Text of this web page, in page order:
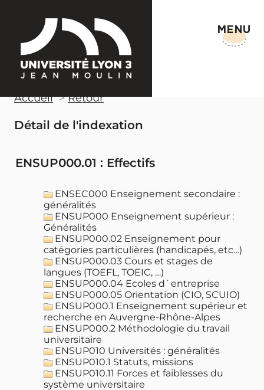
MENU
Accueil Retour
Détail de l'indexation
ENSUP000.01 : Effectifs
ENSEC000 Enseignement secondaire :
généralités
ENSUP000 Enseignement supérieur :
Généralités
ENSUP000.02 Enseignement pour
catégories particulières (handicapés, etc…)
ENSUP000.03 Cours et stages de
langues (TOEFL, TOEIC, …)
ENSUP000.04 Ecoles d`entreprise
ENSUP000.05 Orientation (CIO, SCUIO)
ENSUP000.1 Enseignement supérieur et
recherche en Auvergne-Rhône-Alpes
ENSUP000.2 Méthodologie du travail
universitaire
ENSUP010 Universités : généralités
ENSUP010.1 Statuts, missions
ENSUP010.11 Forces et faiblesses du
système universitaire